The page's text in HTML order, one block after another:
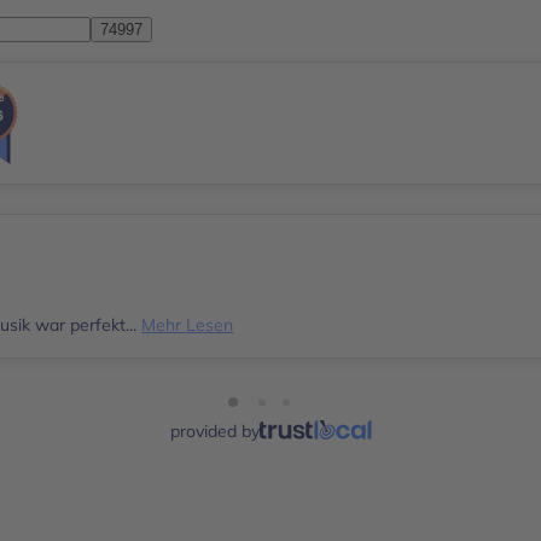
war perfekt... Mehr Lesen
provided by